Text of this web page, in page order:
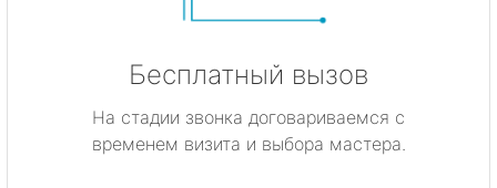
Бесплатный вызов
На стадии звонка договариваемся с
временем визита и выбора мастера.